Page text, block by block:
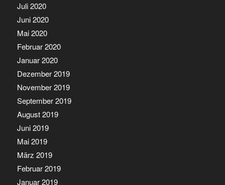
Juli 2020
Juni 2020
Mai 2020
Februar 2020
Januar 2020
Dezember 2019
November 2019
September 2019
August 2019
Juni 2019
Mai 2019
März 2019
Februar 2019
Januar 2019